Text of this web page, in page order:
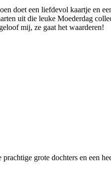
doet een liefdevol kaartje en
uit die leuke Moederdag
mij, ze gaat het waarderen!
grote dochters en een